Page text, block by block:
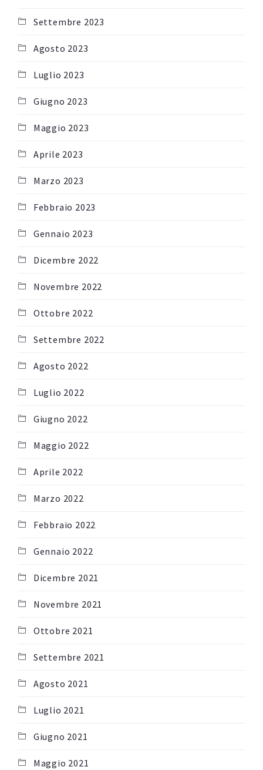
Settembre 2023
Agosto 2023
Luglio 2023
Giugno 2023
Maggio 2023
Aprile 2023
Marzo 2023
Febbraio 2023
Gennaio 2023
Dicembre 2022
Novembre 2022
Ottobre 2022
Settembre 2022
Agosto 2022
Luglio 2022
Giugno 2022
Maggio 2022
Aprile 2022
Marzo 2022
Febbraio 2022
Gennaio 2022
Dicembre 2021
Novembre 2021
Ottobre 2021
Settembre 2021
Agosto 2021
Luglio 2021
Giugno 2021
Maggio 2021